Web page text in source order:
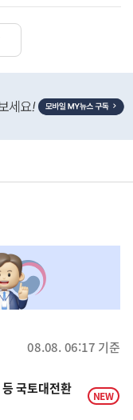
08.08. 06:17 기준
국토대전환
NEW